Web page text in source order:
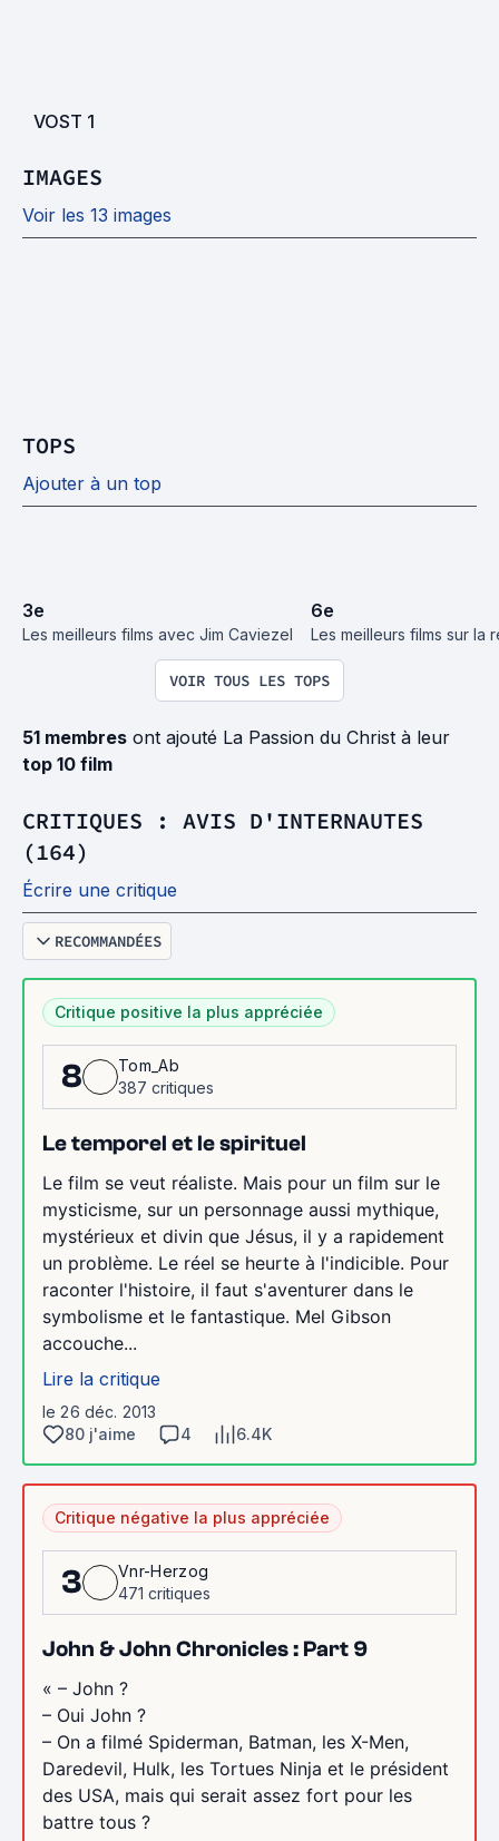
VOST 1
IMAGES
Voir les 13 images
TOPS
Ajouter à un top
3e
Les meilleurs films avec Jim Caviezel
6e
Les meilleurs films sur la
VOIR TOUS LES TOPS
51 membres ont ajouté La Passion du Christ à leur
top 10 film
CRITIQUES : AVIS D'INTERNAUTES
(164)
Écrire une critique
RECOMMANDÉES
Critique positive la plus appréciée
8
Tom_Ab
387 critiques
Le temporel et le spirituel
Le film se veut réaliste. Mais pour un film sur le
mysticisme, sur un personnage aussi mythique,
mystérieux et divin que Jésus, il y a rapidement
un problème. Le réel se heurte à l'indicible. Pour
raconter l'histoire, il faut s'aventurer dans le
symbolisme et le fantastique. Mel Gibson
accouche...
Lire la critique
le 26 déc. 2013
80 j'aime
4 6.4K
Critique négative la plus appréciée
3
Vnr-Herzog
471 critiques
John & John Chronicles : Part 9
« – John ?
– Oui John ?
– On a filmé Spiderman, Batman, les X-Men,
Daredevil, Hulk, les Tortues Ninja et le président
des USA, mais qui serait assez fort pour les
battre tous ?